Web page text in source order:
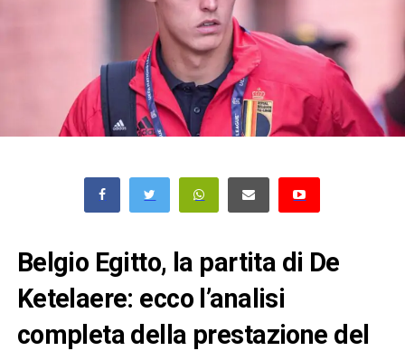
Belgio Egitto, la partita di De
Ketelaere: ecco l’analisi
completa della prestazione del